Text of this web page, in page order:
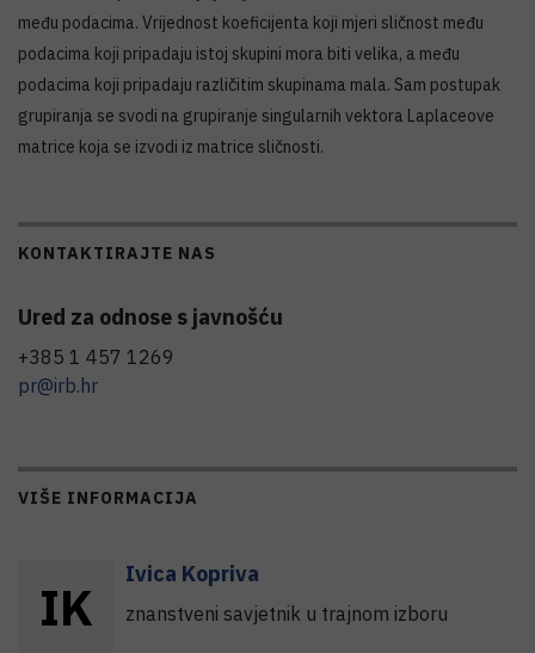
među podacima. Vrijednost koeficijenta koji mjeri sličnost među
podacima koji pripadaju istoj skupini mora biti velika, a među
podacima koji pripadaju različitim skupinama mala. Sam postupak
grupiranja se svodi na grupiranje singularnih vektora Laplaceove
matrice koja se izvodi iz matrice sličnosti.
KONTAKTIRAJTE NAS
Ured za odnose s javnošću
+385 1 457 1269
pr@irb.hr
VIŠE INFORMACIJA
IK
Ivica Kopriva
znanstveni savjetnik u trajnom izboru